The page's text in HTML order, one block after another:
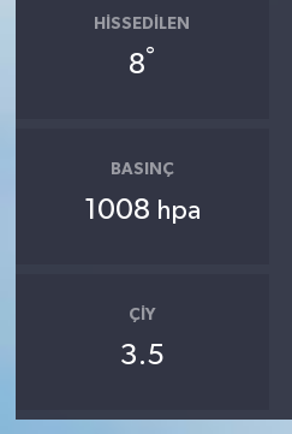
HISSEDILEN
8°
BASINÇ
1008 hpa
ÇIY
3.5